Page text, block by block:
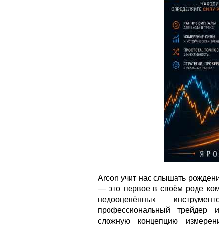
Aroon учит нас слышать
— это первое в своём роде
недооценённых
профессиональный трейдер
сложную концепцию